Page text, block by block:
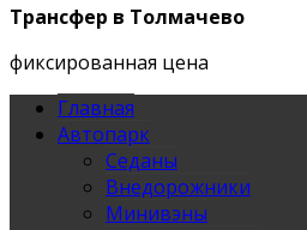
Трансфер в Толмачево
фиксированная цена
Главная
Автопарк
Седаны
Внедорожники
Минивэны